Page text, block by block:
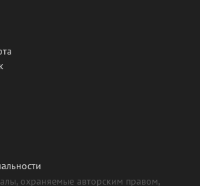
охраняемые авторским правом,